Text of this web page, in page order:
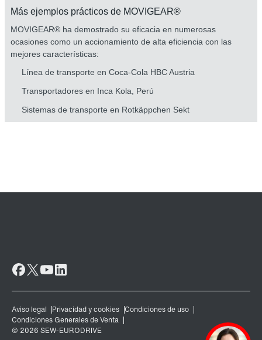
Más ejemplos prácticos de MOVIGEAR®
MOVIGEAR® ha demostrado su eficacia en numerosas
ocasiones como un accionamiento de alta eficiencia con las
mejores características:
Línea de transporte en Coca-Cola HBC Austria
Transportadores en Inca Kola, Perú
Sistemas de transporte en Rotkäppchen Sekt